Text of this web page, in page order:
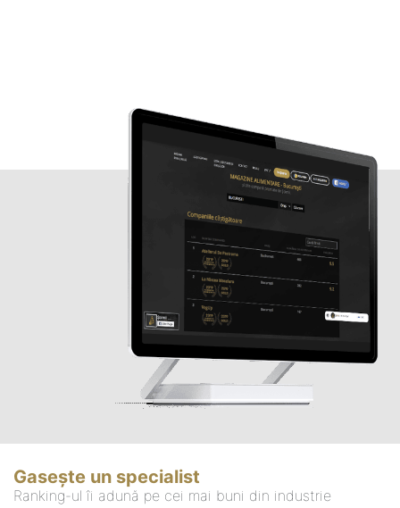
Gasește un specialist
Ranking-ul îi adună pe cei mai buni din industrie